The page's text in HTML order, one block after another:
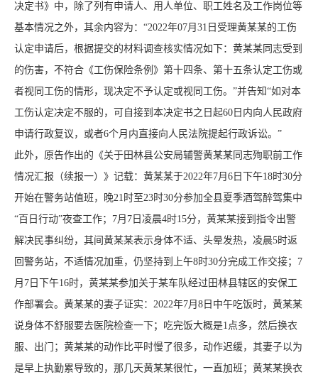
决定书》中，除了列有申请人、用人单位、职工姓名及工作岗位等
基本情况之外，其余内容为：“2022年07月31日受理黄某某的工伤
认定申请后，根据提交的材料调查核实情况如下：黄某某同志受到
的伤害，不符合《工伤保险条例》第十四条、第十五条认定工伤或
者视同工伤的情形，现决定不予认定或视同工伤。”并告知“如对本
工伤认定决定不服的，可自接到本决定书之日起60日内向人民政府
申请行政复议，或者6个月内直接向人民法院提起行政诉讼。”
此外，原告作出的《关于田林县公安局辅警黄某某同志殉职前工作
情况汇报（续报一）》记载：黄某某于2022年7月6日下午18时30分
开始在警务站值班，晚21时至23时30分参加全县夏季酒驾醉驾集中
“百日行动”夜查工作；7月7日凌晨4时15分，黄某某接到指令出警
解决民事纠纷，其间黄某某表示身体不适、头晕发热，凌晨5时返
回警务站，不适情况加重，仍坚持到上午8时30分完成工作交接；7
月7日下午16时，黄某某参加关于某车队经过田林县辖区的安保工
作部署会。黄某某的妻子证实：2022年7月8日中午吃饭时，黄某某
说身体不舒服要去医院检查一下；吃完饭大概是1点多，然后换衣
服、出门；黄某某的动作比平时慢了很多，动作迟缓，其妻子以为
是早上执勤累导致的，那几天黄某某很忙，一直加班；黄某某换衣